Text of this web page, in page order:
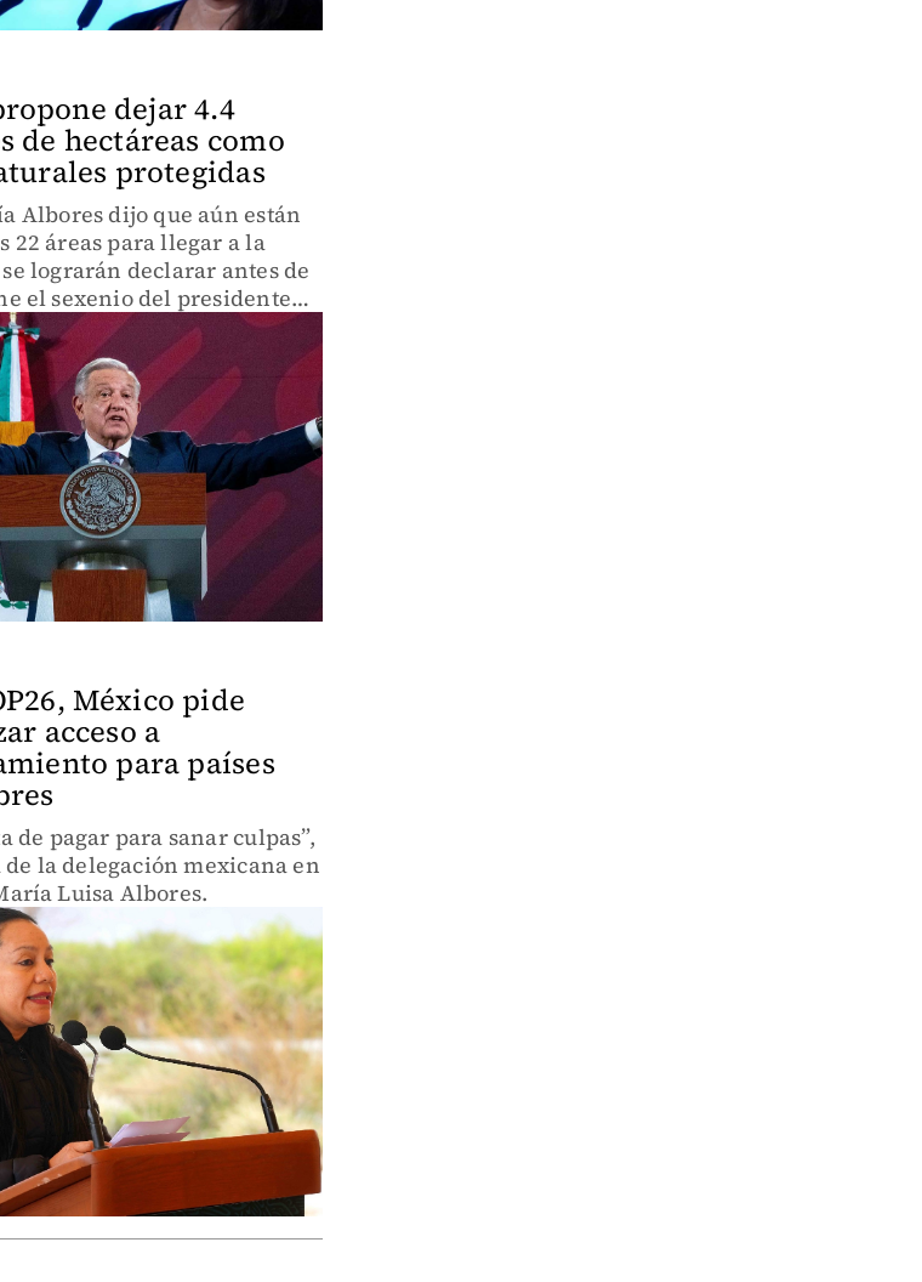
dejar 4.4
de hectáreas como
protegidas
Albores dijo que aún están
22 áreas para llegar a la
lograrán declarar antes de
el sexenio del presidente
México pide
acceso a
para países
de pagar para sanar culpas”,
la delegación mexicana en
Luisa Albores.